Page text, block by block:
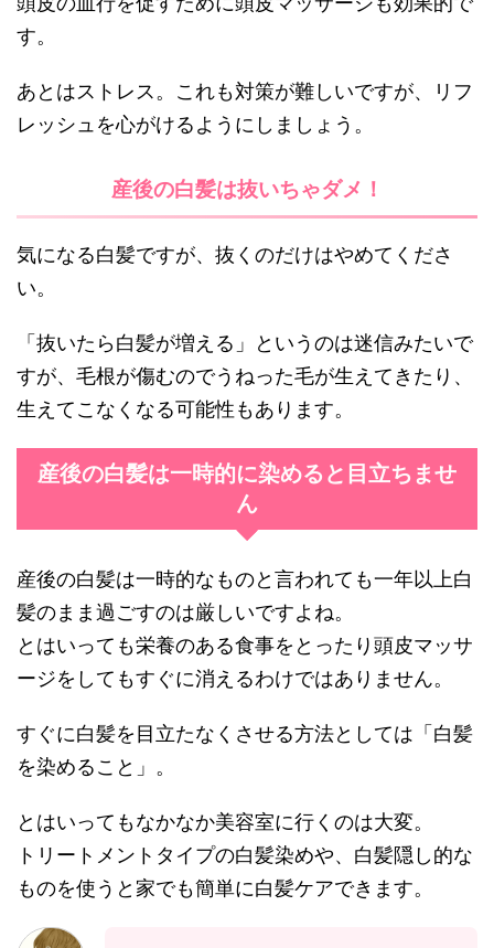
す。
あとはストレス。これも対策が難しいですが、リフ
レッシュを心がけるようにしましょう。
産後の白髪は抜いちゃダメ！
気になる白髪ですが、抜くのだけはやめてくださ
い。
「抜いたら白髪が増える」というのは迷信みたいで
すが、毛根が傷むのでうねった毛が生えてきたり、
生えてこなくなる可能性もあります。
産後の白髪は一時的に染めると目立ちませ
ん
産後の白髪は一時的なものと言われても一年以上白
髪のまま過ごすのは厳しいですよね。
とはいっても栄養のある食事をとったり頭皮マッサ
ージをしてもすぐに消えるわけではありません。
すぐに白髪を目立たなくさせる方法としては「白髪
を染めること」。
とはいってもなかなか美容室に行くのは大変。
トリートメントタイプの白髪染めや、白髪隠し的な
ものを使うと家でも簡単に白髪ケアできます。